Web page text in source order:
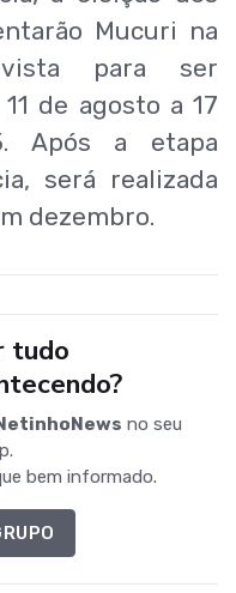
Mucuri na
para ser
de agosto a 17
Após a etapa
será realizada
dezembro.
tudo
no seu
bem informado.